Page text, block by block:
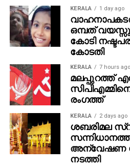
സഹായിക്കുകയും ചെയ്തു.
ചുമതലകള്‍ ഏല്‍പ്പിച്ച
സ്ഥാപകനും ചെയര്‍മാനുമായ
വയലിലിനും മാനേജ്മെന്റിനും
രാജ്യത്തിനും ആരോഗ്യ
സാധ്യമായതൊക്കെയും
പ്രചോദനമാണ് പുരസ്‌കാരം,’
ജിഷ്ണിയാണ് അനസിന്റെ ഭാര്യ.
ഹായ്സ്, ഹൈസ.
KERALA 1 day ago
ഒമ്പത്
കോടി
കോടതി
KERALA 7 hours ago
മലപ്പുറത്ത്
രംഗത്ത്
KERALA 2 days ago
ശബരിമല
അന്വേഷണ
നടത്തി